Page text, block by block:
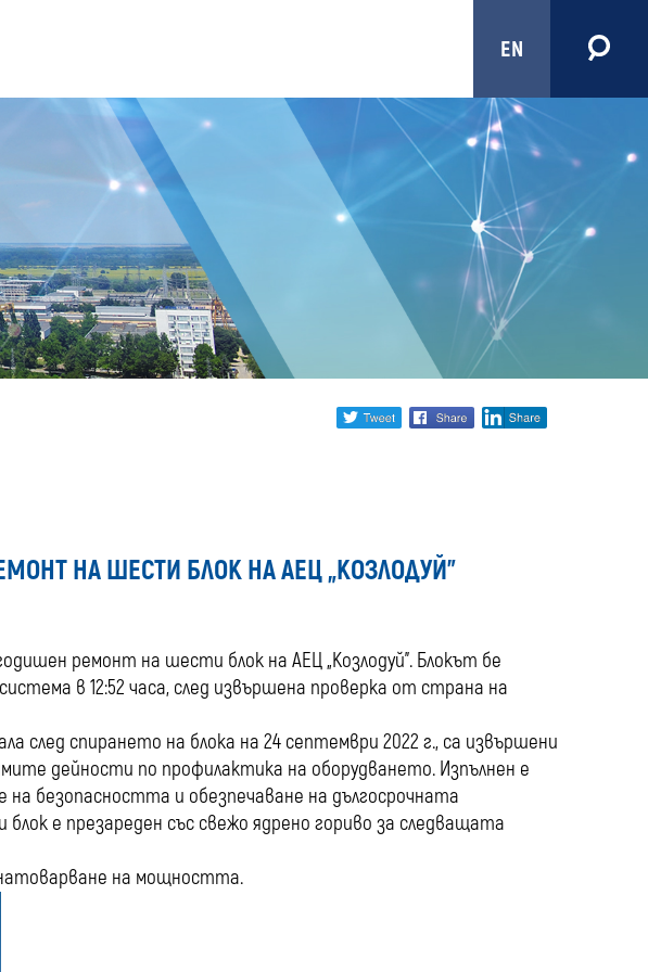
EN
Share
twitter facebook
НА ШЕСТИ БЛОК НА АЕЦ „КОЗЛОДУЙ”
ремонт на шести блок на АЕЦ „Козлодуй”. Блокът бе
в 12:52 часа, след извършена проверка от страна на
след спирането на блока на 24 септември 2022 г., са извършени
дейности по профилактика на оборудването. Изпълнен е
безопасността и обезпечаване на дългосрочната
е презареден със свежо ядрено гориво за следващата
натоварване на мощността.